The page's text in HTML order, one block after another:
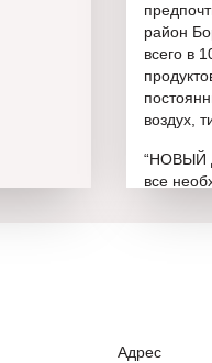
район
всего в
воздух,
“НОВЫЙ
все
Адрес